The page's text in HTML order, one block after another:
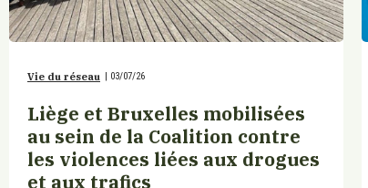
Vie du réseau | 03/07/26
Liège et Bruxelles mobilisées
au sein de la Coalition contre
les violences liées aux drogues
et aux trafics